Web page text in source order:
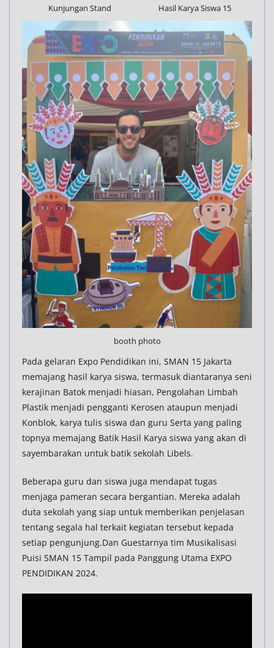
Kunjungan Stand Hasil Karya Siswa 15
booth photo
Pada gelaran Expo Pendidikan ini, SMAN 15 Jakarta
memajang hasil karya siswa, termasuk diantaranya seni
kerajinan Batok menjadi hiasan, Pengolahan Limbah
Plastik menjadi pengganti Kerosen ataupun menjadi
Konblok, karya tulis siswa dan guru Serta yang paling
topnya memajang Batik Hasil Karya siswa yang akan di
sayembarakan untuk batik sekolah Libels.
Beberapa guru dan siswa juga mendapat tugas
menjaga pameran secara bergantian. Mereka adalah
duta sekolah yang siap untuk memberikan penjelasan
tentang segala hal terkait kegiatan tersebut kepada
setiap pengunjung.Dan Guestarnya tim Musikalisasi
Puisi SMAN 15 Tampil pada Panggung Utama EXPO
PENDIDIKAN 2024.